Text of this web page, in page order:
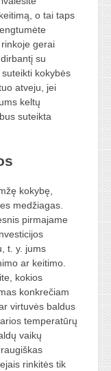
o tai taps
gerai
su
kokybės
atveju, jei
keltų
suteikta
kokybę,
medžiagas.
pirmajame
t. y. jums
ar keitimo.
kokios
konkrečiam
virtuvės baldus
temperatūrų
vaikų
rinkitės tik